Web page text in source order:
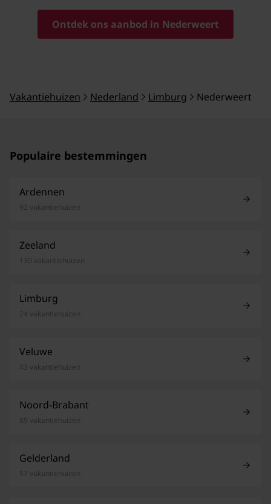
Ontdek ons aanbod in Nederweert
Vakantiehuizen Nederland Limburg Nederweert
Populaire bestemmingen
Ardennen
92 vakantiehuizen
Zeeland
130 vakantiehuizen
Limburg
24 vakantiehuizen
Veluwe
43 vakantiehuizen
Noord-Brabant
89 vakantiehuizen
Gelderland
57 vakantiehuizen